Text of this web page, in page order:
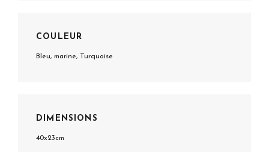
COULEUR
Bleu, marine, Turquoise
DIMENSIONS
40x23cm